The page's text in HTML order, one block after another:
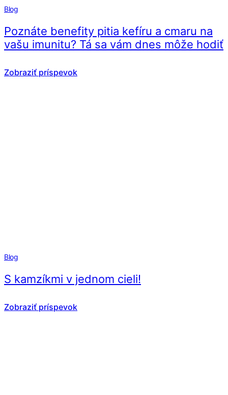
Blog
Poznáte benefity pitia kefíru a cmaru na
vašu imunitu? Tá sa vám dnes môže hodiť
Zobraziť príspevok
Blog
S kamzíkmi v jednom cieli!
Zobraziť príspevok